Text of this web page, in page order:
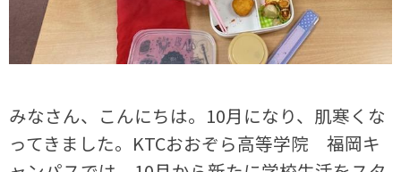
みなさん、こんにちは。 10月になり、肌寒くな
ってきました。 KTCおおぞら高等学院 福岡キ